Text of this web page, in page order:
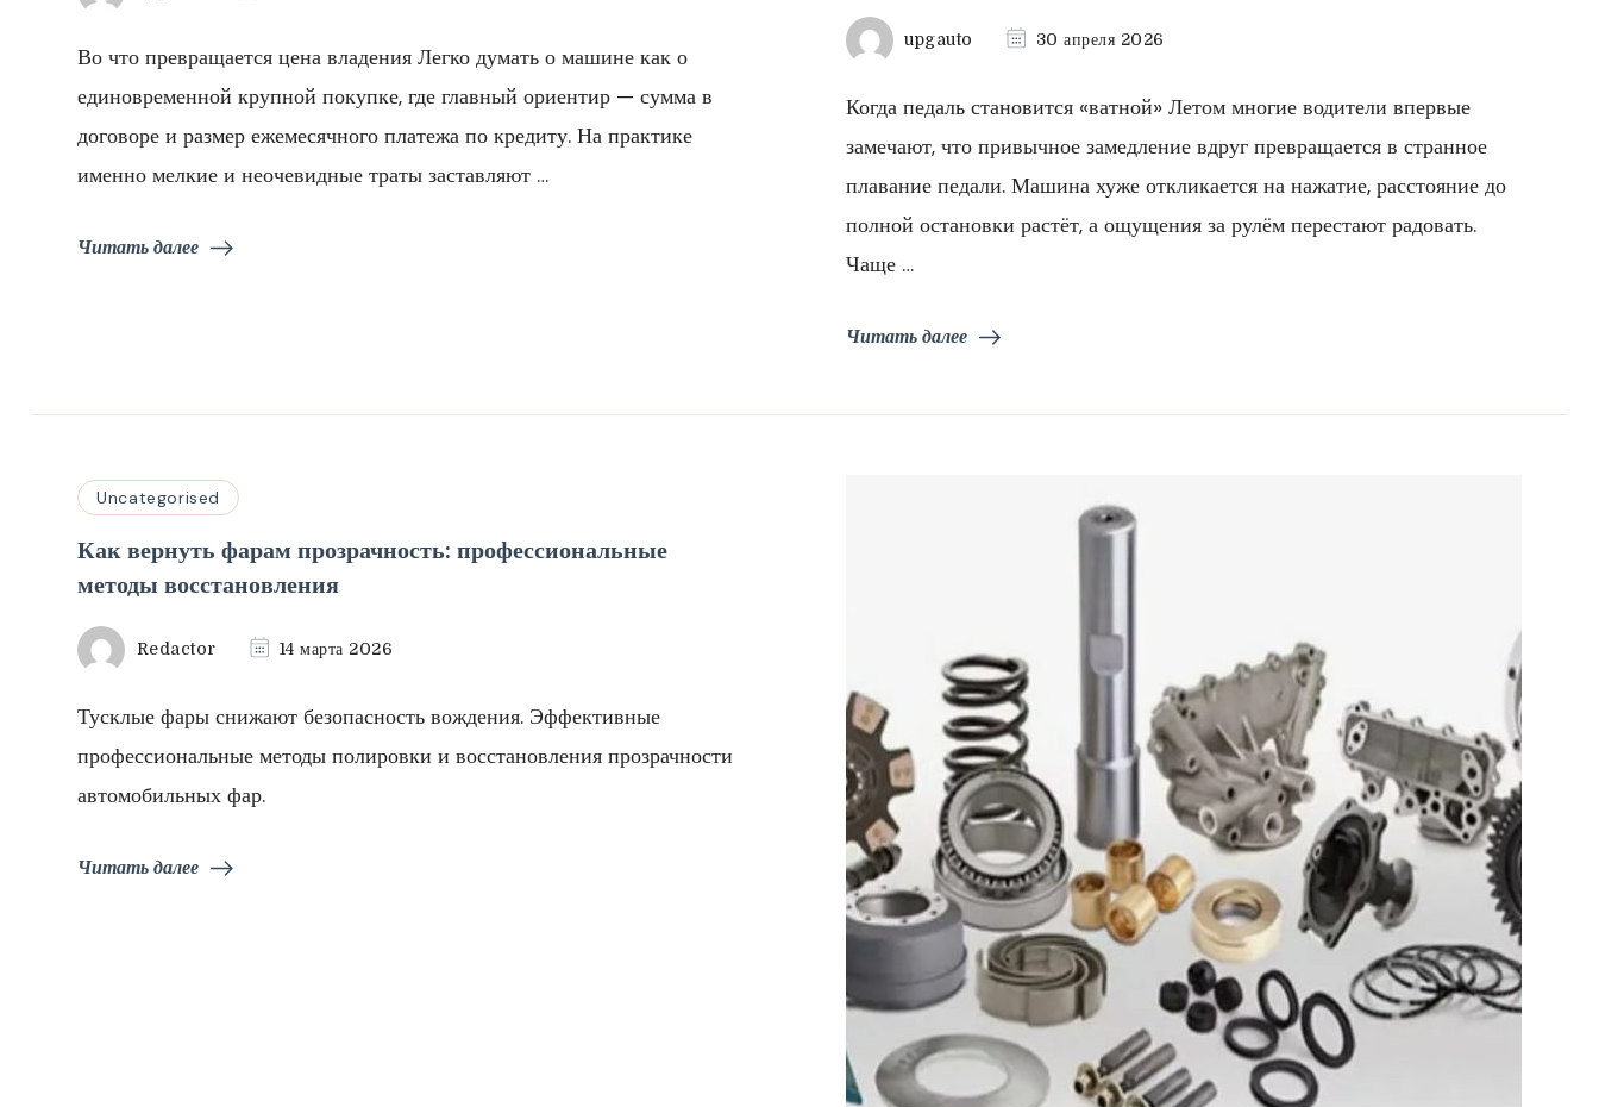
Во что превращается цена владения Легко думать о машине как о
единовременной крупной покупке, где главный ориентир — сумма в
договоре и размер ежемесячного платежа по кредиту. На практике
именно мелкие и неочевидные траты заставляют …
Читать далее
upgauto 30 апреля 2026
Когда педаль становится «ватной» Летом многие водители впервые
замечают, что привычное замедление вдруг превращается в странное
плавание педали. Машина хуже откликается на нажатие, расстояние до
полной остановки растёт, а ощущения за рулём перестают радовать.
Чаще …
Читать далее
Uncategorised
Как вернуть фарам прозрачность: профессиональные
методы восстановления
Redactor 14 марта 2026
Тусклые фары снижают безопасность вождения. Эффективные
профессиональные методы полировки и восстановления прозрачности
автомобильных фар.
Читать далее